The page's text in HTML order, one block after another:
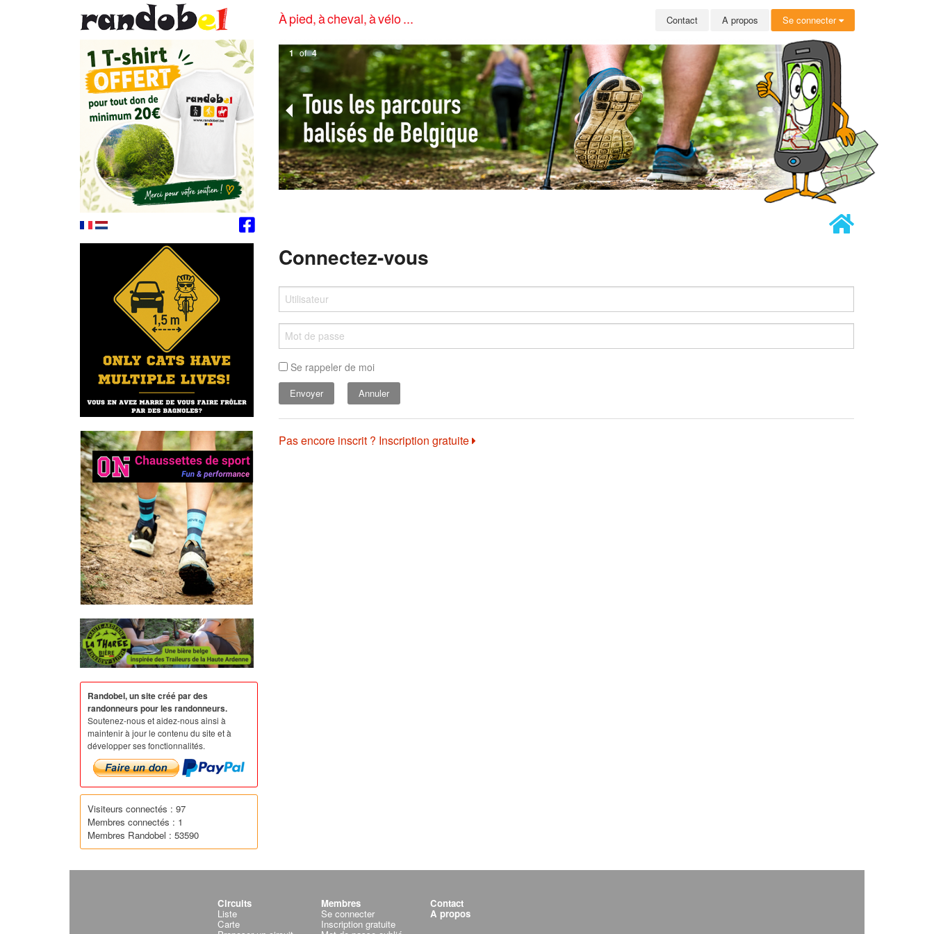
À pied, à cheval, à vélo ... Contact A propos Se connecter
1 of 4
Connectez-vous
Se rappeler de moi
Annuler
Pas encore inscrit ? Inscription gratuite
Randobel, un site créé par des
randonneurs pour les randonneurs.
Soutenez-nous et aidez-nous ainsi à
maintenir à jour le contenu du site et à
développer ses fonctionnalités.
Visiteurs connectés : 97
Membres connectés : 1
Membres Randobel : 53590
Circuits
Liste
Carte
Membres
Se connecter
Inscription gratuite
Contact
A propos